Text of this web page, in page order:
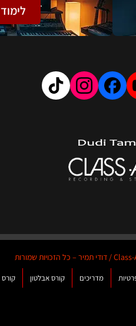
מדריכים קורס אבלטון